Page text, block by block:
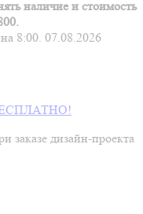
наличие и стоимость
8:00. 07.08.2026
дизайн‑проекта